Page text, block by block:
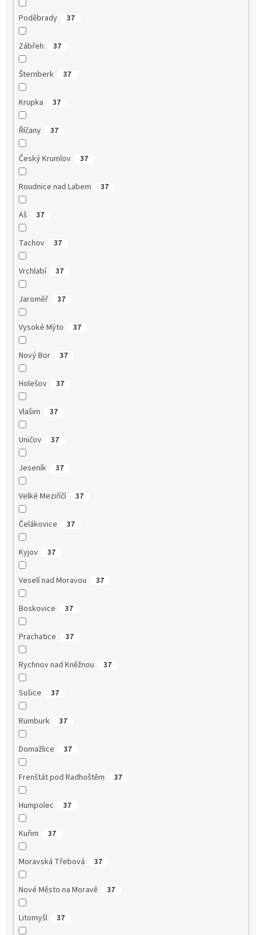
Poděbrady 37
Zábřeh 37
Šternberk 37
Krupka 37
Říčany 37
Český Krumlov 37
Roudnice nad Labem 37
Aš 37
Tachov 37
Vrchlabí 37
Jaroměř 37
Vysoké Mýto 37
Nový Bor 37
Holešov 37
Vlašim 37
Uničov 37
Jeseník 37
Velké Meziříčí 37
Čelákovice 37
Kyjov 37
Veselí nad Moravou 37
Boskovice 37
Prachatice 37
Rychnov nad Kněžnou 37
Sušice 37
Rumburk 37
Domažlice 37
Frenštát pod Radhoštěm 37
Humpolec 37
Kuřim 37
Moravská Třebová 37
Nové Město na Moravě 37
Litomyšl 37